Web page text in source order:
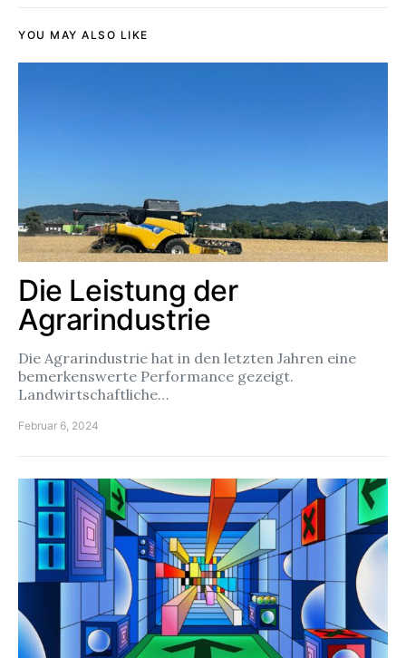
YOU MAY ALSO LIKE
Die Leistung der
Agrarindustrie
Die Agrarindustrie hat in den letzten Jahren eine
bemerkenswerte Performance gezeigt.
Landwirtschaftliche…
Februar 6, 2024